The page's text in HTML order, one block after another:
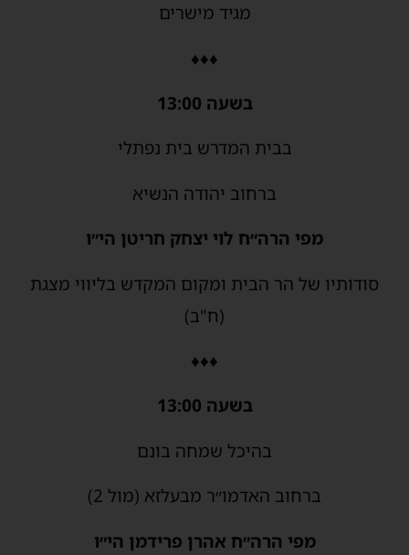
מגיד מישרים
♦♦♦
בשעה 13:00
בבית המדרש בית נפתלי
ברחוב יהודה הנשיא
מפי הרה״ח לוי יצחק חריטן הי״ו
סודותיו של הר הבית ומקום המקדש בליווי מצגת
(ח"ב)
♦♦♦
בשעה 13:00
בהיכל שמחה בונם
ברחוב האדמו״ר מבעלזא (מול 2)
מפי הרה״ח אהרן פרידמן הי״ו